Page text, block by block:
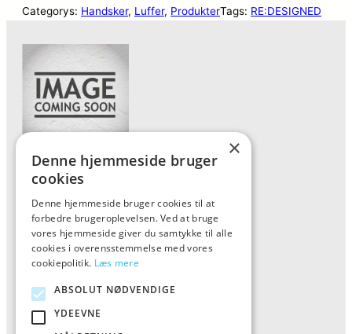
Categorys: Handsker, Luffer, ProdukterTags: RE:DESIGNED
Forside
Vis alle produkter
Kontakt
Oversigt artikler
ALFA
×
Denne hjemmeside bruger
cookies
Denne hjemmeside bruger cookies til at
forbedre brugeroplevelsen. Ved at bruge
vores hjemmeside giver du samtykke til alle
cookies i overensstemmelse med vores
cookiepolitik. Læs mere
ABSOLUT NØDVENDIGE
YDEEVNE